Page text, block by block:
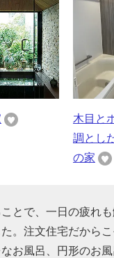
木目と
調とし
の家
とで、一日の疲れ
。注文住宅だから
お風呂、円形のお